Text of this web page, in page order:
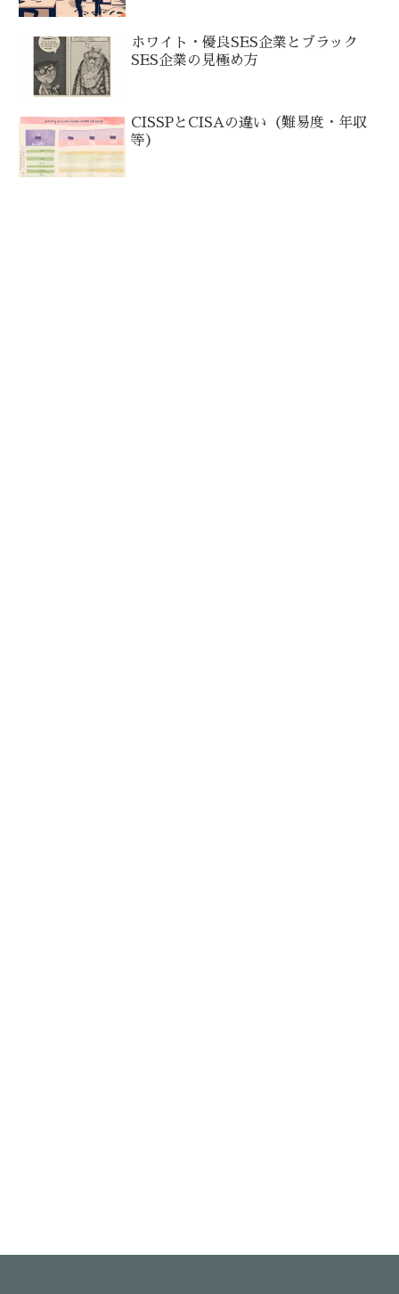
ホワイト・優良SES企業とブラック
SES企業の見極め方
CISSPとCISAの違い（難易度・年収
等）